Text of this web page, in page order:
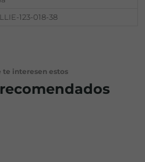
123-018-38
te interesen estos